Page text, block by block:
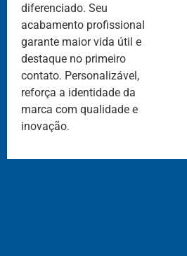
diferenciado. Seu
acabamento profissional
garante maior vida útil e
destaque no primeiro
contato. Personalizável,
reforça a identidade da
marca com qualidade e
inovação.